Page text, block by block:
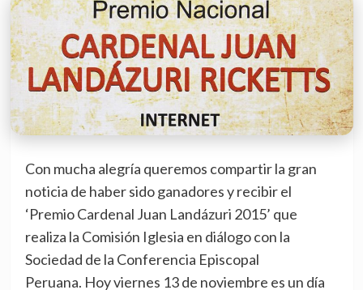
Con mucha alegría queremos compartir la gran
noticia de haber sido ganadores y recibir el
‘Premio Cardenal Juan Landázuri 2015’ que
realiza la Comisión Iglesia en diálogo con la
Sociedad de la Conferencia Episcopal
Peruana. Hoy viernes 13 de noviembre es un día